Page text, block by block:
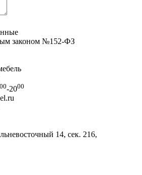
законом №152-ФЗ
00-2000
14, сек. 216,